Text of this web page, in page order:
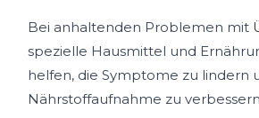
Bei anhaltenden Problemen mit
spezielle Hausmittel und
helfen, die Symptome zu lindern
Nährstoffaufnahme zu